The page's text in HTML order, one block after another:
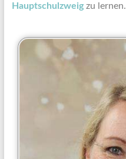
Hauptschulzweigzu lernen.